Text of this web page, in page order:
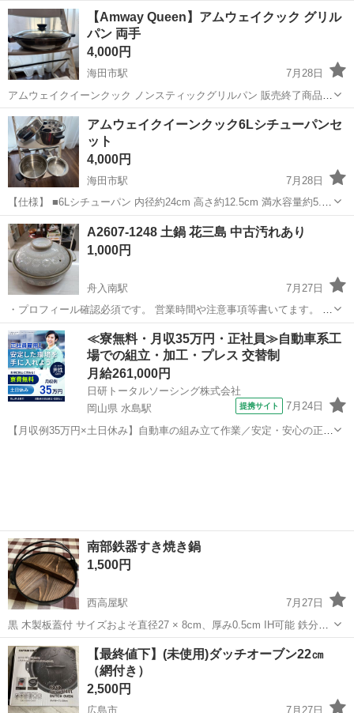
た覚えがないほどの使用1、2回だと思います。 洗い直ししておりませ
ん。現状渡しでお願い致します。 自宅保管気にならない方にお譲り
致...
広島 福山市 調理器具
【Amway Queen】アムウェイクック グリル
パン 両手
4,000円
海田市駅
7月28日
アムウェイクイーンクック ノンスティックグリルパン 販売終了商品で
す。 使用感(特に裏側)はありますが、まだまだ使っていただけます。
お探しの方、気になる方いかがでしょうか？ 優れた熱伝導性と耐久性
を備えた、ノンスティッ...
広島 安芸郡 海田市駅 調理器具 Amway
アムウェイクイーンクック6Lシチューパンセ
ット
4,000円
海田市駅
7月28日
【仕様】 ■6Lシチューパン 内径約24cm 高さ約12.5cm 満水容量約5.7L
■6Lスティーマー 内径約24cm 高さ約11.0cm ■6L ドーム型カバー 内径
約24cm 高さ約7.5cm ■内なべ： 内径18c...
広島 安芸郡 調理器具
A2607-1248 土鍋 花三島 中古汚れあり
1,000円
舟入南駅
7月27日
・プロフィール確認必須です。 営業時間や注意事項等書いてます。 ・
購入希望の方は取りに来られるご希望の日にちと時間を○日○時と明記
してご連絡お願い致します。 ご覧頂きありがとうございます。 幅約
28cm 奥行約28cm...
広島 広島市 舟入南駅 調理器具 土鍋
≪寮無料・月収35万円・正社員≫自動車系工
場での組立・加工・プレス 交替制
月給261,000円
日研トータルソーシング株式会社
岡山県 水島駅
提携サイト 7月24日
【月収例35万円×土日休み】自動車の組み立て作業／安定・安心の正社
南部鉄器すき焼き鍋
1,500円
西高屋駅
7月27日
黒 木製板蓋付 サイズおよそ直径27 × 8cm、厚み0.5cm IH可能 鉄分補
給 日本製 自宅保管になります。状態は良い方だと思いますが中古にな
りますので、ご理解いただける方、取りに来ていただける方に譲りし
ます。 ...
広島 東広島市 西高屋駅 調理器具
【最終値下】(未使用)ダッチオーブン22㎝
（網付き）
2,500円
広島市 7月27日